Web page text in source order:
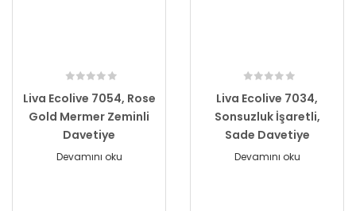
Liva Ecolive 7054, Rose
Gold Mermer Zeminli
Davetiye
Devamını oku
Liva Ecolive 7034,
Sonsuzluk İşaretli,
Sade Davetiye
Devamını oku